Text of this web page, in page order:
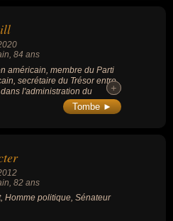
Football Hall of Fame.
il a joué dans environ 50
Douze Salopards » (1967), «
(1987) ou « Mars Attacks! »
, 84 ans
américain, membre du Parti
secrétaire du Trésor entre
l'administration du
W. Bush. Il est célèbre
de l’ancien président
+
+
Tombe ►
, 82 ans
Homme politique, Sénateur